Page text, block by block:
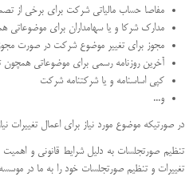
مفاصا حساب مالیاتی شرکت برای برخی از
مدارک شرکا و یا سهامداران برای
مجوز برای تغییر موضوع شرکت در صورت
آخرین روزنامه رسمی برای موضوعاتی
کپی اساسنامه و یا شرکتنامه شرکت
و...
در صورتیکه موضوع مورد نیاز برای اعمال تغییرات
تنظیم صورتجلسات به دلیل شرایط قانونی و
تغییرات و تنظیم صورتجلسات خود را به ما در موسسه